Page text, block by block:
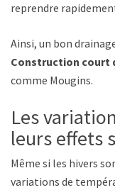
reprendre
Ainsi, un bon
Construction court
comme Mougins.
Les
leurs effets
Même si les hivers
variations de